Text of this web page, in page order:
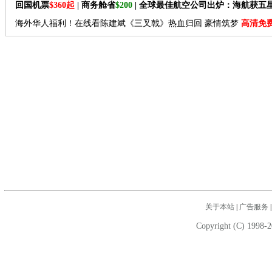
回国机票$360起 | 商务舱省$200 | 全球最佳航空公司出炉：海航获五
海外华人福利！在线看陈建斌《三叉戟》热血归回 豪情筑梦 高清免
关于本站| 广告服务
Copyright (C) 1998-